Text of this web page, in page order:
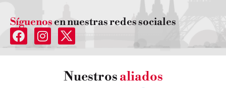
Síguenosen nuestras redes sociales
Nuestrosaliados